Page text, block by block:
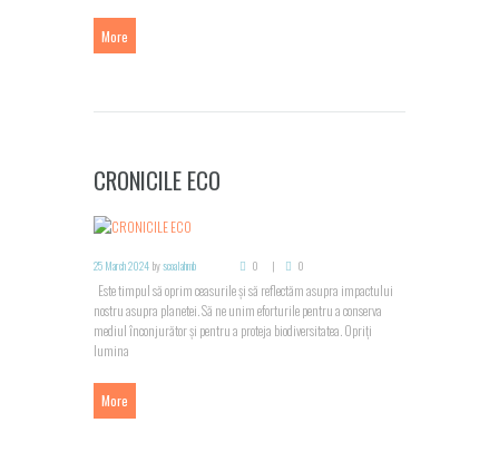
More
CRONICILE ECO
25 March 2024 byscoalahmb 0 0
Este timpul să oprim ceasurile și să reflectăm asupra impactului
nostru asupra planetei. Să ne unim eforturile pentru a conserva
mediul înconjurător și pentru a proteja biodiversitatea. Opriți
lumina
More